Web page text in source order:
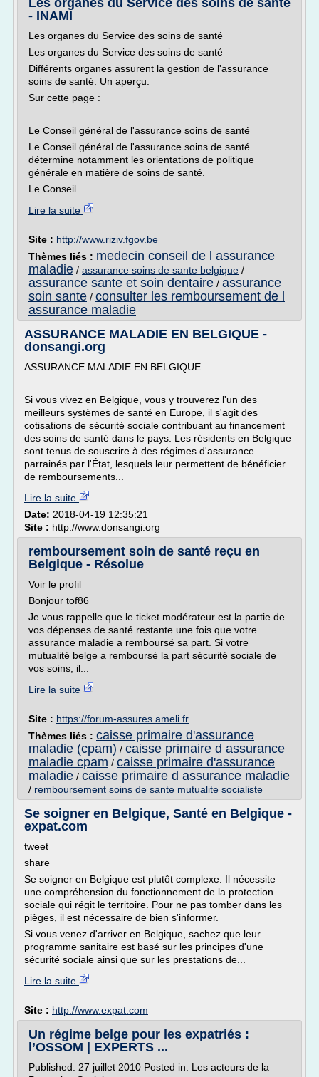
Les organes du Service des soins de santé
- INAMI
Les organes du Service des soins de santé
Les organes du Service des soins de santé
Différents organes assurent la gestion de l'assurance
soins de santé. Un aperçu.
Sur cette page :
Le Conseil général de l'assurance soins de santé
Le Conseil général de l'assurance soins de santé
détermine notamment les orientations de politique
générale en matière de soins de santé.
Le Conseil...
Lire la suite
Site : http://www.riziv.fgov.be
Thèmes liés : medecin conseil de l assurance
maladie / assurance soins de sante belgique /
assurance sante et soin dentaire / assurance
soin sante / consulter les remboursement de l
assurance maladie
ASSURANCE MALADIE EN BELGIQUE -
donsangi.org
ASSURANCE MALADIE EN BELGIQUE
Si vous vivez en Belgique, vous y trouverez l'un des
meilleurs systèmes de santé en Europe, il s'agit des
cotisations de sécurité sociale contribuant au financement
des soins de santé dans le pays. Les résidents en Belgique
sont tenus de souscrire à des régimes d'assurance
parrainés par l'État, lesquels leur permettent de bénéficier
de remboursements...
Lire la suite
Date: 2018-04-19 12:35:21
Site : http://www.donsangi.org
remboursement soin de santé reçu en
Belgique - Résolue
Voir le profil
Bonjour tof86
Je vous rappelle que le ticket modérateur est la partie de
vos dépenses de santé restante une fois que votre
assurance maladie a remboursé sa part. Si votre
mutualité belge a remboursé la part sécurité sociale de
vos soins, il...
Lire la suite
Site : https://forum-assures.ameli.fr
Thèmes liés : caisse primaire d'assurance
maladie (cpam) / caisse primaire d assurance
maladie cpam / caisse primaire d'assurance
maladie / caisse primaire d assurance maladie
/ remboursement soins de sante mutualite socialiste
Se soigner en Belgique, Santé en Belgique -
expat.com
tweet
share
Se soigner en Belgique est plutôt complexe. Il nécessite
une compréhension du fonctionnement de la protection
sociale qui régit le territoire. Pour ne pas tomber dans les
pièges, il est nécessaire de bien s'informer.
Si vous venez d'arriver en Belgique, sachez que leur
programme sanitaire est basé sur les principes d'une
sécurité sociale ainsi que sur les prestations de...
Lire la suite
Site : http://www.expat.com
Un régime belge pour les expatriés :
l’OSSOM | EXPERTS ...
Published: 27 juillet 2010 Posted in: Les acteurs de la